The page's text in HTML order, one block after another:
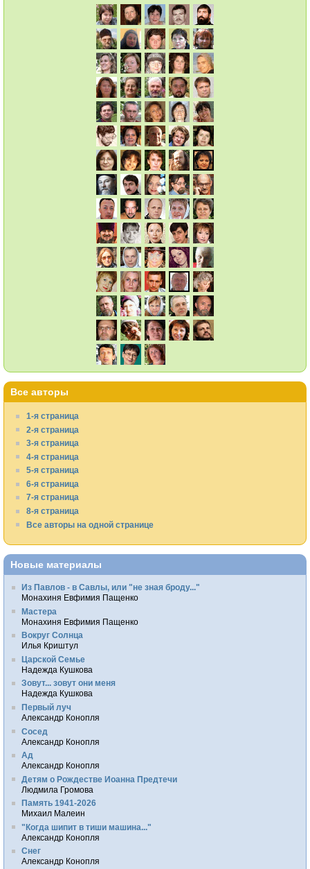
Все авторы
1-я страница
2-я страница
3-я страница
4-я страница
5-я страница
6-я страница
7-я страница
8-я страница
Все авторы на одной странице
Новые материалы
Из Павлов - в Савлы, или "не зная броду..."
Монахиня Евфимия Пащенко
Мастера
Монахиня Евфимия Пащенко
Вокруг Солнца
Илья Криштул
Царской Семье
Надежда Кушкова
Зовут... зовут они меня
Надежда Кушкова
Первый луч
Александр Конопля
Сосед
Александр Конопля
Ад
Александр Конопля
Детям о Рождестве Иоанна Предтечи
Людмила Громова
Память 1941-2026
Михаил Малеин
"Когда шипит в тиши машина..."
Александр Конопля
Снег
Александр Конопля